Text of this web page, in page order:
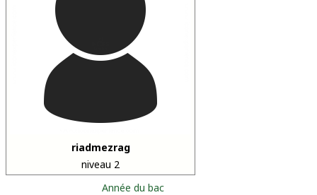
riadmezrag
niveau 2
Année du bac